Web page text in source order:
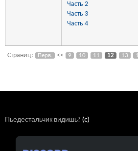
Часть 2
Часть 3
Часть 4
Страниц: Перв. << 9 10 11 12 13
Пьедестальчик видишь? (c)